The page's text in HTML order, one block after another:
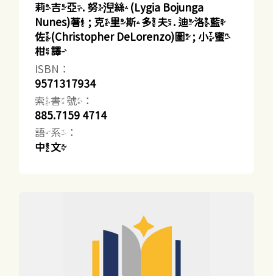
莉吉亞. 努湼絲(Lygia Bojunga
Nunes)著 ; 克里斯多夫. 迪洛藍
佐(Christopher DeLorenzo)圖 ; 小蜜
柑譯
ISBN：
9571317934
索書號：
885.7159 4714
語系：
中文